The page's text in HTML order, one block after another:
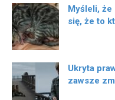
Myśleli, że
się, że to
Ukryta
zawsze